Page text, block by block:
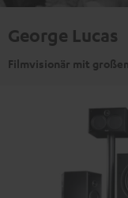
George Lucas
Filmvisionär mit